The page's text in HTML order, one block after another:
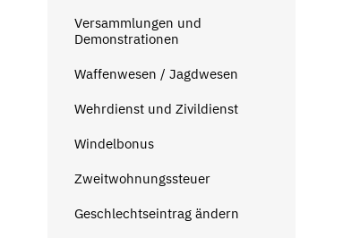
Versammlungen und
Demonstrationen
Waffenwesen / Jagdwesen
Wehrdienst und Zivildienst
Windelbonus
Zweitwohnungssteuer
Geschlechtseintrag ändern